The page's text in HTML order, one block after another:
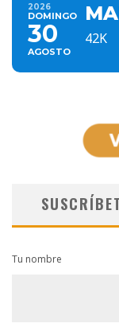
2026
DOMINGO
30
AGOSTO
42K
Tu nombre